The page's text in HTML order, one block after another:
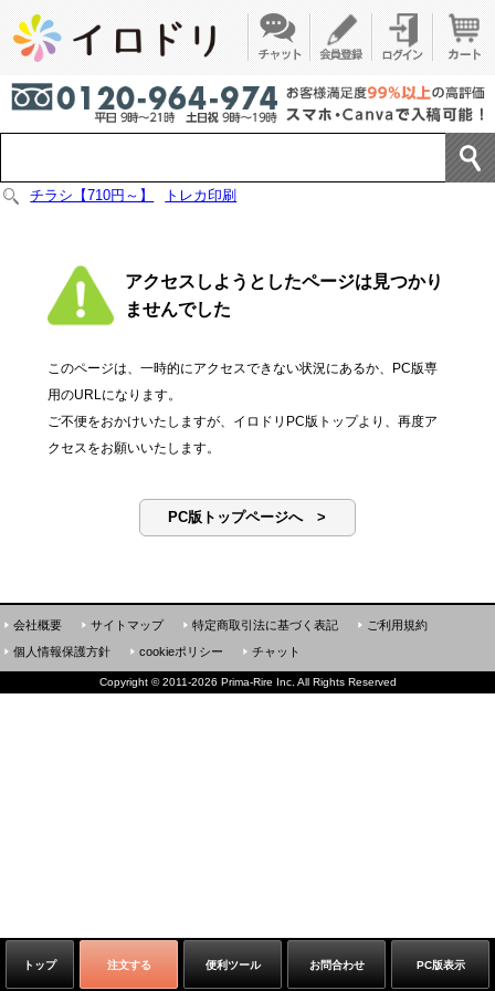
チラシ【710円～】 トレカ印刷
アクセスしようとしたページは見つかり
ませんでした
このページは、一時的にアクセスできない状況にあるか、PC版専
用のURLになります。
ご不便をおかけいたしますが、イロドリPC版トップより、再度ア
クセスをお願いいたします。
PC版トップページへ >
トップ 注文する 便利ツール お問合わせ PC版表示
会社概要 サイトマップ 特定商取引法に基づく表記
ご利用規約
個人情報保護方針
cookieポリシー チャット
Copyright ©2011-2026 Prima-Rire Inc. All Rights Reserved